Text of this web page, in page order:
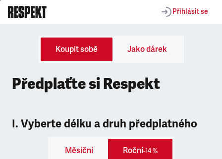
Přihlásit se
Koupit sobě Jako dárek
Předplaťte si Respekt
I. Vyberte délku a druh předplatného
Měsíční Roční-14 %